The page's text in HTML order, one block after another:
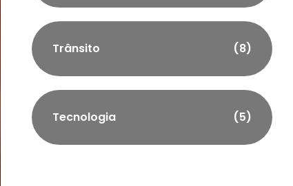
Trânsito (8)
Tecnologia (5)